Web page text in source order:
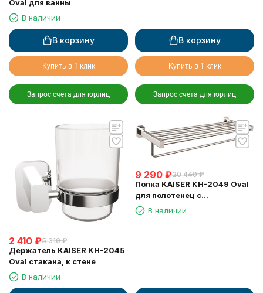
Oval для ванны
В наличии
В корзину
Купить в 1 клик
Запрос счета для юрлиц
В корзину
Купить в 1 клик
Запрос счета для юрлиц
2 410 ₽5 310 ₽
Держатель KAISER KH-2045
Oval стакана, к стене
В наличии
9 290 ₽20 440 ₽
Полка KAISER KH-2049 Oval
для полотенец с
держателем
В наличии